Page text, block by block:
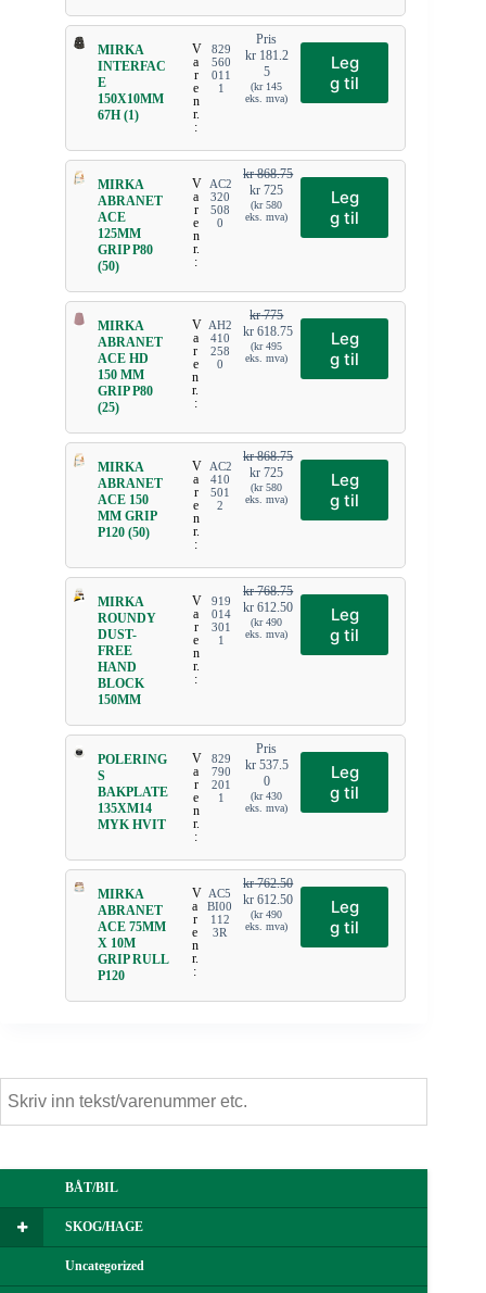
MIRKA
INTERFAC
E
150X10MM
67H (1)
V
a
r
e
n
r.
:
829
560
011
1
Pris
kr181.2
5
(kr145
eks. mva)
Leg
g til
MIRKA
ABRANET
ACE
125MM
GRIP P80
(50)
V
a
r
e
n
r.
:
AC2
320
508
0
kr868.75
kr 725
(kr580
eks. mva)
Leg
g til
MIRKA
ABRANET
ACE HD
150 MM
GRIP P80
(25)
V
a
r
e
n
r.
:
AH2
410
258
0
kr775
kr 618.75
(kr495
eks. mva)
Leg
g til
MIRKA
ABRANET
ACE 150
MM GRIP
P120 (50)
V
a
r
e
n
r.
:
AC2
410
501
2
kr868.75
kr 725
(kr580
eks. mva)
Leg
g til
MIRKA
ROUNDY
DUST-
FREE
HAND
BLOCK
150MM
V
a
r
e
n
r.
:
919
014
301
1
kr768.75
kr 612.50
(kr490
eks. mva)
Leg
g til
POLERING
S
BAKPLATE
135XM14
MYK HVIT
V
a
r
e
n
r.
:
829
790
201
1
Pris
kr537.5
0
(kr430
eks. mva)
Leg
g til
MIRKA
ABRANET
ACE 75MM
X 10M
GRIP RULL
P120
V
a
r
e
n
r.
:
AC5
BI00
112
3R
kr762.50
kr 612.50
(kr490
eks. mva)
Leg
g til
BÅT/BIL
SKOG/HAGE
Uncategorized